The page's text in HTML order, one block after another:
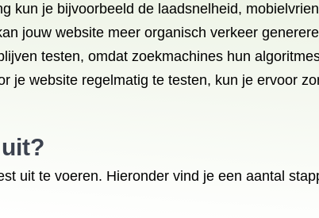
kun je bijvoorbeeld de laadsnelheid,
jouw website meer organisch verkeer
testen, omdat zoekmachines hun
je website regelmatig te testen, kun je ervoor
uit?
uit te voeren. Hieronder vind je een aantal